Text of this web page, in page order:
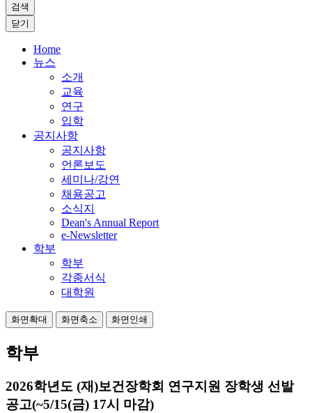
검색
닫기
Home
뉴스
소개
교육
연구
입학
공지사항
공지사항
언론보도
세미나/강연
채용공고
소식지
Dean's Annual Report
e-Newsletter
학부
학부
각종서식
대학원
화면확대 화면축소 화면인쇄
학부
2026학년도 (재)보건장학회 연구지원 장학생 선발
공고(~5/15(금) 17시 마감)